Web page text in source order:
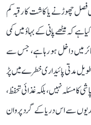
فصل چھوڑنے یا کاشت کا رقبہ کم
کہ میٹھے پانی کے بہاؤ میں کمی
میں داخل ہو رہا ہے، جس سے
مدتی پائیداری خطرے میں پڑ
مسئلہ نہیں، بلکہ غذائی تحفظ،
سے اس دریا کے گرد پروان